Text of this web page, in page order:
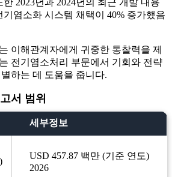
2023년과 2024년의 최근 개발 내용
염소화 시스템 채택이 40% 증가했음
이해관계자에게 귀중한 통찰력을 제
전기염소처리 부문에서 기회와 전략
하는 데 도움을 줍니다.
서 범위
세부정보
USD 457.87 백만 (기준 연도)
2026